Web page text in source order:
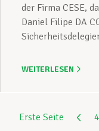
der Firma CESE,
Daniel Filipe DA
WEITERLESEN
Erste Seite